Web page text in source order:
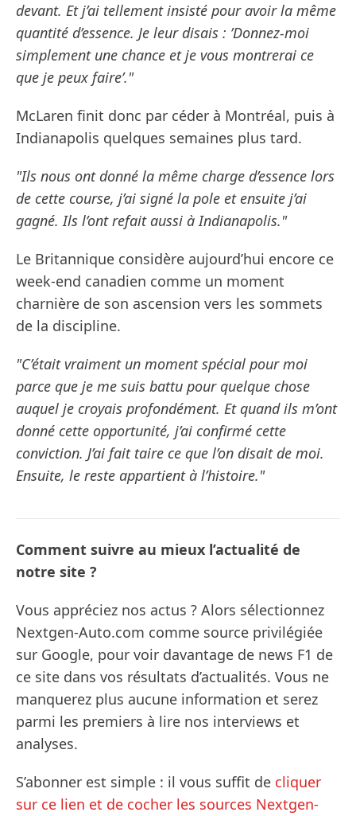
devant. Et j’ai tellement insisté pour avoir la même
quantité d’essence. Je leur disais : ’Donnez-moi
simplement une chance et je vous montrerai ce
que je peux faire’."
McLaren finit donc par céder à Montréal, puis à
Indianapolis quelques semaines plus tard.
"Ils nous ont donné la même charge d’essence lors
de cette course, j’ai signé la pole et ensuite j’ai
gagné. Ils l’ont refait aussi à Indianapolis."
Le Britannique considère aujourd’hui encore ce
week-end canadien comme un moment
charnière de son ascension vers les sommets
de la discipline.
"C’était vraiment un moment spécial pour moi
parce que je me suis battu pour quelque chose
auquel je croyais profondément. Et quand ils m’ont
donné cette opportunité, j’ai confirmé cette
conviction. J’ai fait taire ce que l’on disait de moi.
Ensuite, le reste appartient à l’histoire."
Comment suivre au mieux l’actualité de
notre site ?
Vous appréciez nos actus ? Alors sélectionnez
Nextgen-Auto.com comme source privilégiée
sur Google, pour voir davantage de news F1 de
ce site dans vos résultats d’actualités. Vous ne
manquerez plus aucune information et serez
parmi les premiers à lire nos interviews et
analyses.
S’abonner est simple : il vous suffit de cliquer
sur ce lien et de cocher les sources Nextgen-